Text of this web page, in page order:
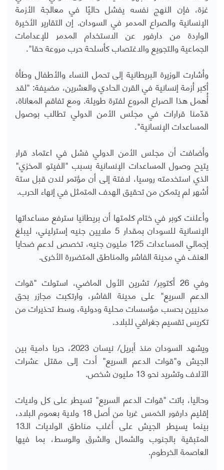
غزة، فإن النهج نفسه يفشل حاليًا في معالجة الأزمة
الإنسانية والصراع المدمر في السودان. إن التقارير الأخيرة
الواردة من دارفور عن الاستخدام المدمر للإعدامات
الجماعية والتجويع والاغتصاب كأسلحة حرب مروعة حقا".
وأشارت الوزيرة البريطانية إلى تحمل النساء والأطفال وطأة
أكبر أزمة إنسانية في القرن الحادي والعشرين، مضيفة: "لقد
أُهمل هذا الصراع المروع لفترة طويلة. ومع تفاقم المعاناة،
قدّمنا قرارات في مجلس الأمن الدولي تطالب بوصول
المساعدات الإنسانية".
وأضافت أن مجلس الأمن الدولي فشل في اعتماد قرار
يتيح وصول المساعدات الإنسانية بسبب "الفيتو المخزي"
الذي استخدمته روسيا، لافتة إلى أن مؤتمر لندن قبل ستة
أشهر لم يتمكن من تحقيق الهدف المتمثل في إنهاء الحرب.
وأعلنت كوبر في ختام كلمتها أن بريطانيا سترفع مساعداتها
الإنسانية للسودان بمقدار 5 ملايين جنيه إسترليني، ليبلغ
إجمالي المساعدات 125 مليون جنيه، تخصص لدعم ضحايا
العنف في مدينة الفاشر والمناطق المتضررة الأخرى.
وفي 26 أكتوبر/ تشرين الأول الماضي، استولت "قوات
الدعم السريع" على مدينة الفاشر، وارتكبت مجازر بحق
مدنيين بحسب مؤسسات محلية ودولية، وسط تحذيرات من
تكريس تقسيم جغرافي للبلاد.
ويشهد السودان منذ أبريل/ نيسان 2023، حربا دامية بين
الجيش و"قوات الدعم السريع" أدت إلى مقتل عشرات
الآلاف وتشريد نحو 13 مليون شخص.
وحاليا، باتت "قوات الدعم السريع" تسيطر على كل ولايات
إقليم دارفور الخمس غربا من أصل 18 ولاية بعموم البلاد،
بينما يسيطر الجيش على أغلب مناطق الولايات الـ13
المتبقية بالجنوب والشمال والشرق والوسط، بما فيها
العاصمة الخرطوم.